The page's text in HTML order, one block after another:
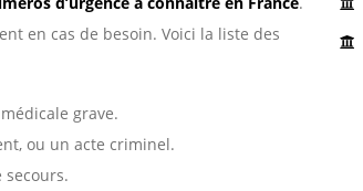
en cas de besoin. Voici la liste des
grave.
ou un acte criminel.